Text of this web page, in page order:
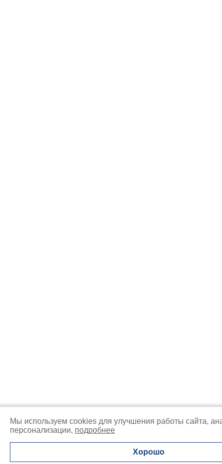
Мы используем cookies для улучшения работы сайта,
персонализации, подробнее
Хорошо